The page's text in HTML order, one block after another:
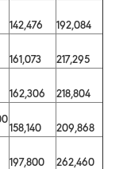
142,476
192,084
161,073
217,295
162,306
218,804
158,140
209,868
197,800
262,460